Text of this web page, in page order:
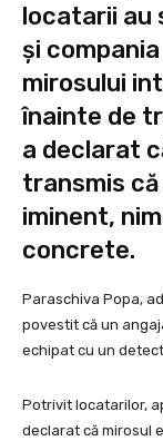
locatarii au
și
mirosului
înainte de
a declarat
transmis
iminent,
concrete.
Paraschiva Popa,
povestit că un
echipat cu un
Potrivit locatarilor,
declarat că mirosul